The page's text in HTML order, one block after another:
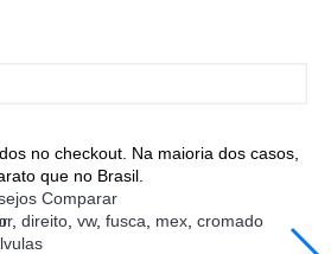
no checkout. Na maioria dos casos,
que no Brasil.
Comparar
, direito vw, fusca mex cromado